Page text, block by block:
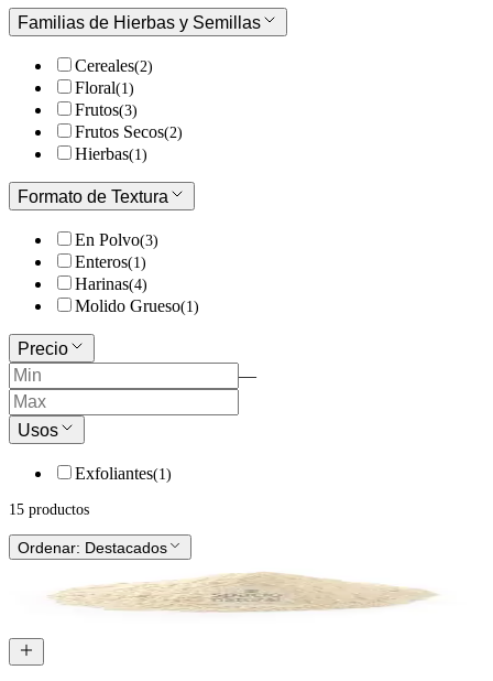
Familias de Hierbas y Semillas
Cereales(2)
Floral(1)
Frutos(3)
Frutos Secos(2)
Hierbas(1)
Formato de Textura
En Polvo(3)
Enteros(1)
Harinas(4)
Molido Grueso(1)
Precio
—
Usos
Exfoliantes(1)
15 productos
Ordenar: Destacados